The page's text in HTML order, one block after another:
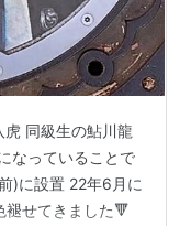
同級生の鮎川龍
なっていることで
)に設置 22年6月に
せてきました🔻